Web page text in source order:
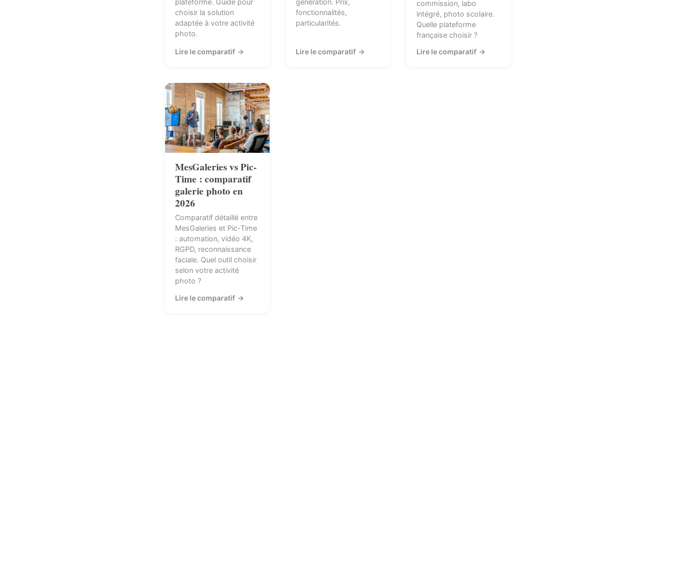
choisir la solution
adaptée à votre activité
photo.
Lire le comparatif →
fonctionnalités,
particularités.
Lire le comparatif →
commission, labo
intégré, photo scolaire.
Quelle plateforme
française choisir ?
Lire le comparatif →
MesGaleries vs Pic-
Time : comparatif
galerie photo en
2026
Comparatif détaillé entre
MesGaleries et Pic-Time
: automation, vidéo 4K,
RGPD, reconnaissance
faciale. Quel outil choisir
selon votre activité
photo ?
Lire le comparatif →